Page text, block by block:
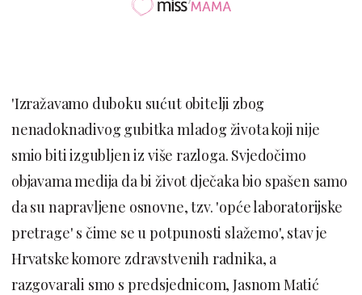
'Izražavamo duboku sućut obitelji zbog
nenadoknadivog gubitka mladog života koji nije
smio biti izgubljen iz više razloga. Svjedočimo
objavama medija da bi život dječaka bio spašen samo
da su napravljene osnovne, tzv. 'opće laboratorijske
pretrage' s čime se u potpunosti slažemo', stav je
Hrvatske komore zdravstvenih radnika, a
razgovarali smo s predsjednicom, Jasnom Matić